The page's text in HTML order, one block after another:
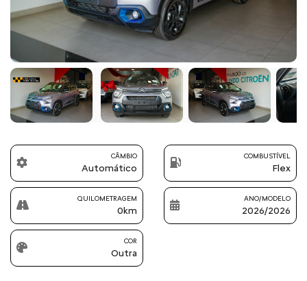
CÂMBIO
Automático
COMBUSTÍVEL
Flex
QUILOMETRAGEM
0km
ANO/MODELO
2026/2026
COR
Outra